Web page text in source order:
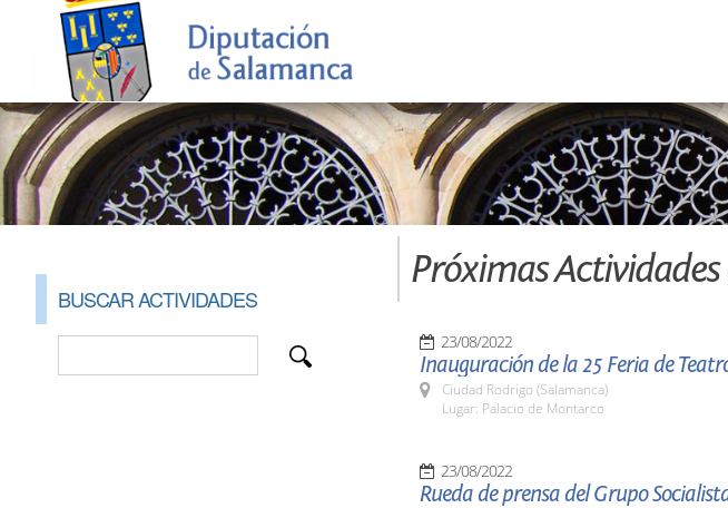
BUSCAR ACTIVIDADES
Próximas
23/08/2022
Inauguración de la 25 Feria de
Ciudad Rodrigo (Salamanca)
Lugar: Palacio de Montarco
23/08/2022
Rueda de prensa del Grupo